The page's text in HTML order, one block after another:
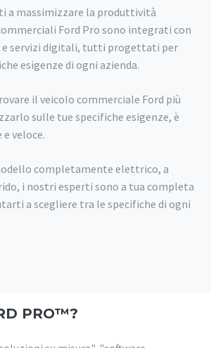
a massimizzare la produttività
Ford Pro sono integrati con
servizi digitali, tutti progettati per
esigenze di ogni azienda.
il veicolo commerciale Ford più
sulle tue specifiche esigenze, è
veloce.
completamente elettrico, a
i nostri esperti sono a tua completa
a scegliere tra le specifiche di ogni
PRO™?